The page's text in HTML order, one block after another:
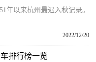
年以来杭州最迟入秋记录。
2022/12/20
排行榜一览